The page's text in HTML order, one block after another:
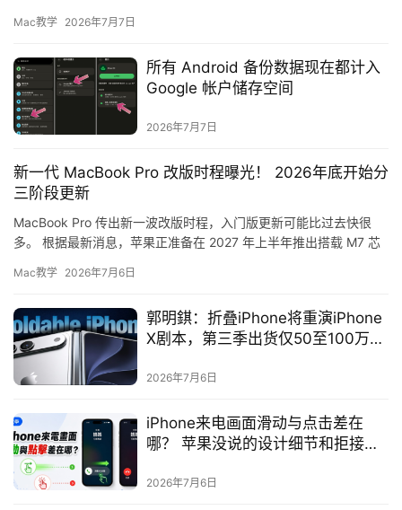
Mac教学 2026年7月7日
所有 Android 备份数据现在都计入
Google 帐户储存空间
2026年7月7日
新一代 MacBook Pro 改版时程曝光！ 2026年底开始分
三阶段更新
MacBook Pro 传出新一波改版时程，入门版更新可能比过去快很
多。 根据最新消息，苹果正准备在 2027 年上半年推出搭载 M7 芯
Mac教学 2026年7月6日
郭明錤：折叠iPhone将重演iPhone
X剧本，第三季出货仅50至100万
2026年7月6日
iPhone来电画面滑动与点击差在
哪？ 苹果没说的设计细节和拒接电
2026年7月6日